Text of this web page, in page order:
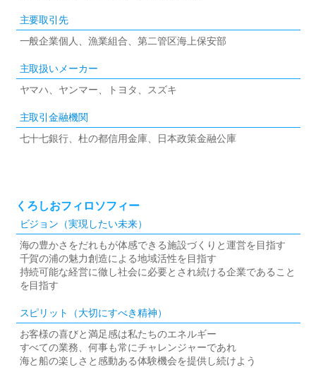
主要取引先
一般企業個人、漁業組合、第二管区海上保安部
主取扱いメーカー
ヤマハ、ヤンマー、トヨタ、スズキ
主取引金融機関
七十七銀行、杜の都信用金庫、日本政策金融公庫
くろしおフィロソフィー
ビジョン（実現したい未来）
海の豊かさをだれもが体感できる施設づくりと運営を目指す
千賀の浦の魅力創造による地域活性を目指す
持続可能な経営に徹し社会に必要とされ続ける企業であること
を目指す
スピリット（大切にすべき精神）
お客様の喜びと満足感は私たちのエネルギー
すべての業務、何事も常にチャレンジャーであれ
海と船の楽しさと感動ある体験機会を提供し続けよう